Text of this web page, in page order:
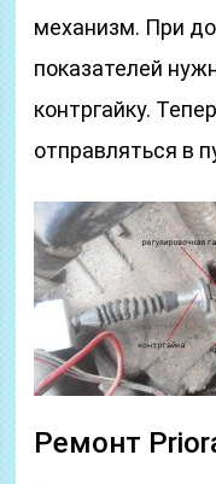
механизм. При
показателей
контргайку.
отправляться в
Ремонт